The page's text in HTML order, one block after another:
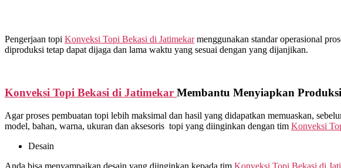
Pengerjaan topi Konveksi Topi Bekasi di Jatimekarmenggunakan standar operasional
diproduksi tetap dapat dijaga dan lama waktu yang sesuai dengan yang dijanjikan.
Konveksi Topi Bekasi di Jatimekar Membantu Menyiapkan
Agar proses pembuatan topi lebih maksimal dan hasil yang didapatkan memuaskan,
model, bahan, warna, ukuran dan aksesoris topi yang diinginkan dengan tim Konveksi
Desain
Anda bisa menyampaikan desain yang diinginkan kepada tim Konveksi Topi Bekasi di